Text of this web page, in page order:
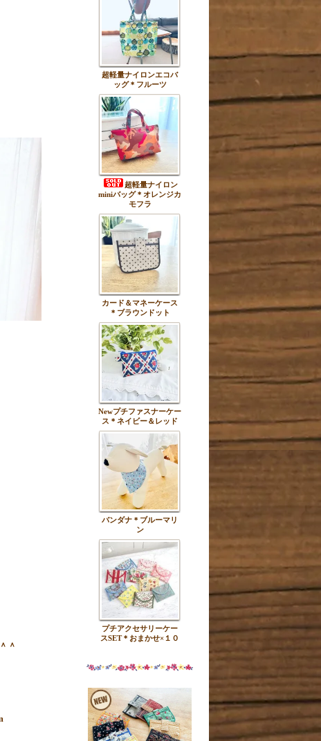
＾
超軽量ナイロンエコバ
ッグ＊フルーツ
超軽量ナイロン
miniバッグ＊オレンジカ
モフラ
カード＆マネーケース
＊ブラウンドット
Newプチファスナーケー
ス＊ネイビー＆レッド
バンダナ＊ブルーマリ
ン
プチアクセサリーケー
スSET＊おまかせ×１０